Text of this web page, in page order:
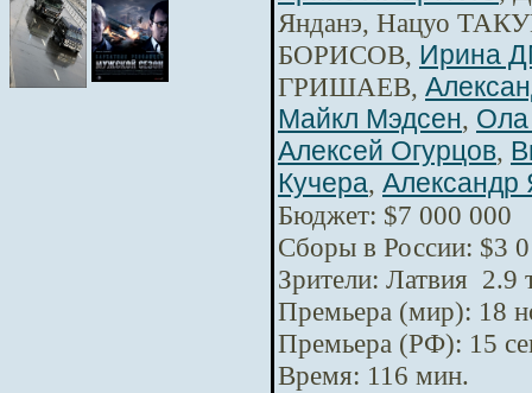
Янданэ, Нацуо
БОРИСОВ, Ирина
ГРИШАЕВ,
Майкл Мэдсен, Ола
Алексей Огурцов,
Кучера, Александр
Бюджет: $7 000 000
Сборы в России: $3
Зрители: Латвия 2.9
Премьера (мир): 18
Премьера (РФ): 15
Время: 116 мин.